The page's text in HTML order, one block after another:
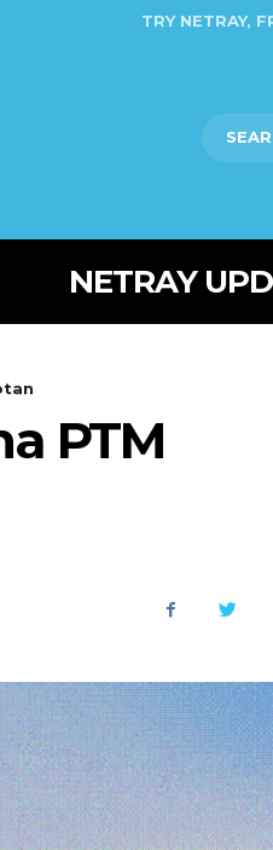
TRY NETRAY,
NETRAY
PTM